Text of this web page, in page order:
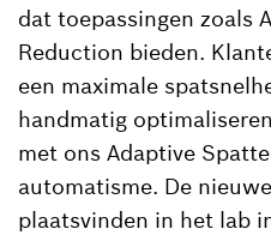
dat toepassingen zoals
Reduction bieden.
een maximale
handmatig
met ons Adaptive
automatisme. De
plaatsvinden in het lab